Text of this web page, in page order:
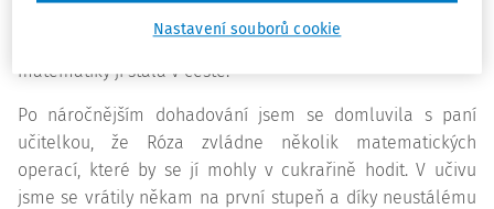
nepokoušela zadané úlohy řešit. Nyní ale nastal okamžik,
kdy si mohla zvolit své vysněné povolání, a známka z
matematiky jí stála v cestě.
Po náročnějším dohadování jsem se domluvila s paní
učitelkou, že Róza zvládne několik matematických
operací, které by se jí mohly v cukrařině hodit. V učivu
jsme se vrátily někam na první stupeň a díky neustálému
Nastavení souborů cookie